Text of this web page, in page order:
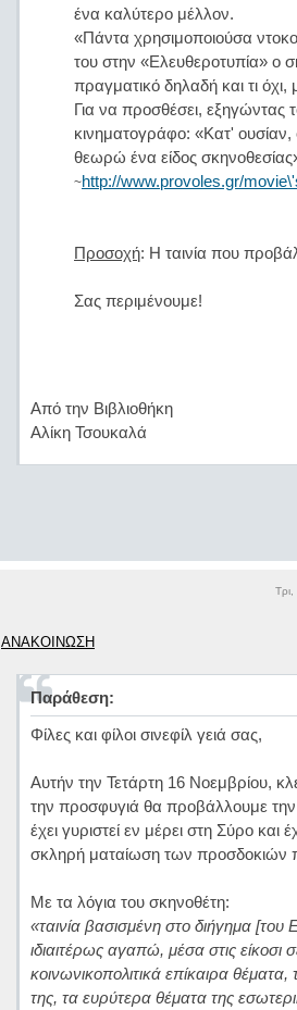
ένα καλύτερο μέλλον.
«Πάντα χρησιμοποιούσα
του στην «Ελευθεροτυπία» ο
πραγματικό δηλαδή και τι
Για να προσθέσει,
κινηματογράφο: «Κατ'
θεωρώ ένα είδος
~http://www.provoles.gr/
Προσοχή: Η ταινία που
Σας περιμένουμε!
Από την Βιβλιοθήκη
Αλίκη Τσουκαλά
ΑΝΑΚΟΙΝΩΣΗ
Παράθεση:
Φίλες και φίλοι σινεφίλ γειά σας,
Αυτήν την Τετάρτη 16 Νοεμβρίου,
την προσφυγιά θα προβάλλουμε την
έχει γυριστεί εν μέρει στη Σύρο και
σκληρή ματαίωση των προσδοκιών
Με τα λόγια του σκηνοθέτη:
«ταινία βασισμένη στο διήγημα
ιδιαιτέρως αγαπώ, μέσα στις
κοινωνικοπολιτικά επίκαιρα
της, τα ευρύτερα θέματα της